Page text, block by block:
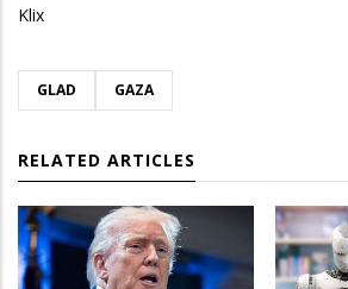
Klix
GLAD GAZA
RELATED ARTICLES